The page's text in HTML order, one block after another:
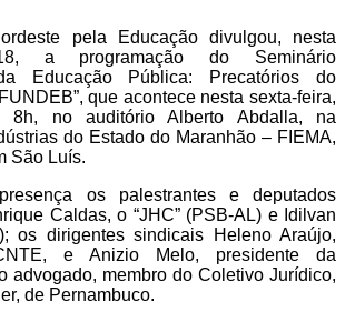
pela Educação divulgou, nesta
a programação do Seminário
Educação Pública: Precatórios do
que acontece nesta sexta-feira,
no auditório Alberto Abdalla, na
do Estado do Maranhão – FIEMA,
São Luís.
os palestrantes e deputados
Caldas, o “JHC” (PSB-AL) e Idilvan
os dirigentes sindicais Heleno Araújo,
e Anizio Melo, presidente da
advogado, membro do Coletivo Jurídico,
de Pernambuco.